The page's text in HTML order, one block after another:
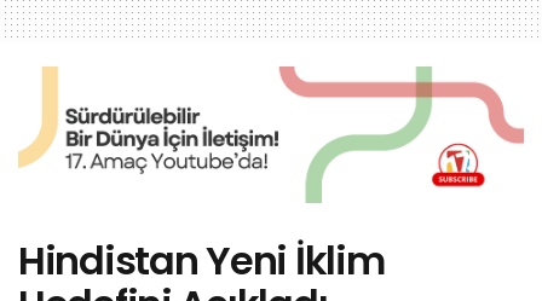
Hindistan Yeni İklim